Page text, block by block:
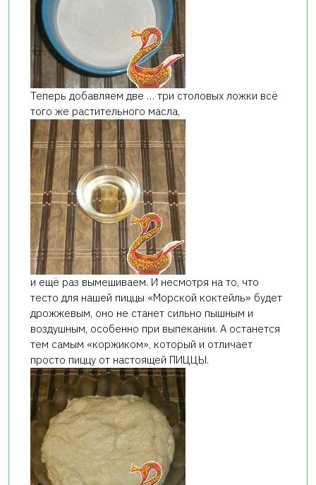
Теперь добавляем две … три столовых ложки всё
того же растительного масла,
и ещё раз вымешиваем. И несмотря на то, что
тесто для нашей пиццы «Морской коктейль» будет
дрожжевым, оно не станет сильно пышным и
воздушным, особенно при выпекании. А останется
тем самым «коржиком», который и отличает
просто пиццу от настоящей ПИЦЦЫ.